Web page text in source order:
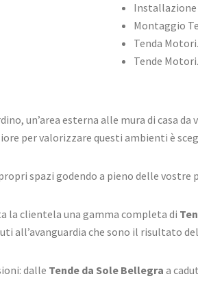
Installazione
Montaggio
Tenda
Tende
un’area esterna alle mura di casa
per valorizzare questi ambienti è
spazi godendo a pieno delle vostre
la clientela una gamma completa di
all’avanguardia che sono il risultato
dalle Tende da Sole Bellegra a